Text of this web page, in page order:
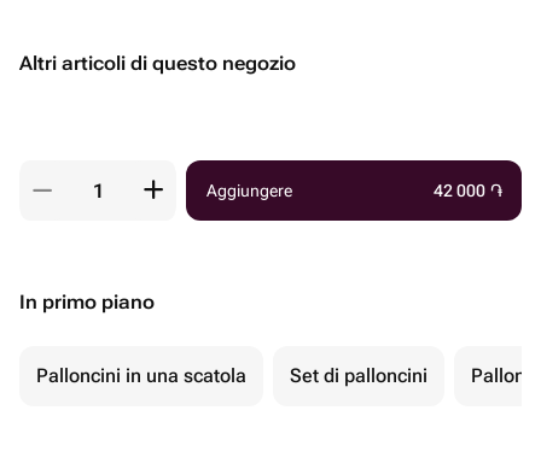
Altri articoli di questo negozio
Aggiungere 42 000 ֏
In primo piano
Palloncini in una scatola Set di palloncini